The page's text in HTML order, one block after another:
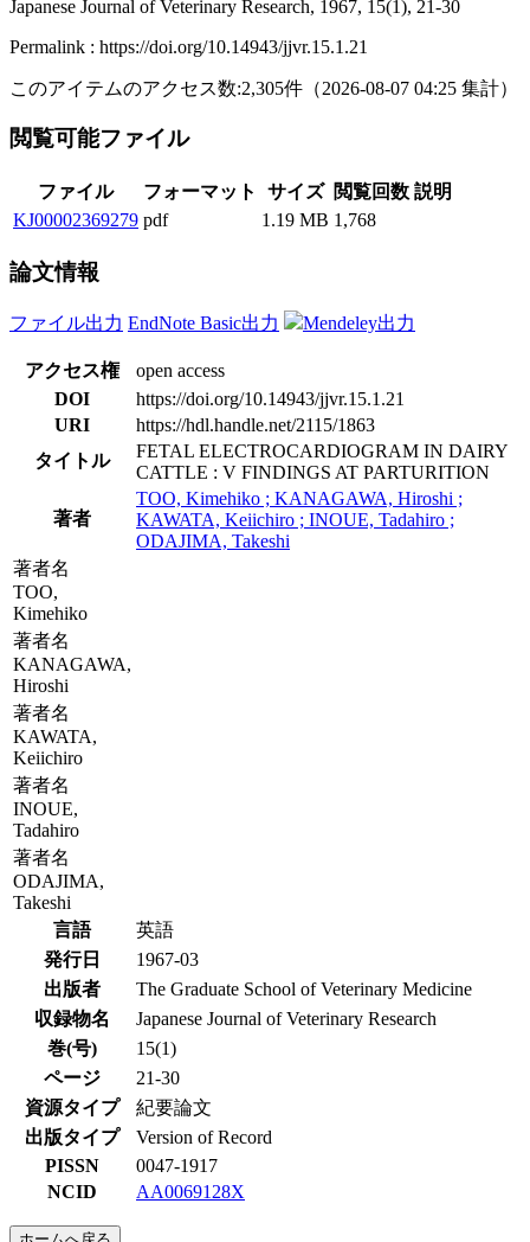
Japanese Journal of Veterinary Research, 1967, 15(1), 21-30
Permalink : https://doi.org/10.14943/jjvr.15.1.21
このアイテムのアクセス数:2,305件 （2026-08-07 04:25 集計）
閲覧可能ファイル
ファイル フォーマット サイズ 閲覧回数 説明
KJ00002369279 pdf 1.19 MB 1,768
論文情報
ファイル出力 EndNote Basic出力 Mendeley出力
アクセス権
open access
DOI
https://doi.org/10.14943/jjvr.15.1.21
URI
https://hdl.handle.net/2115/1863
タイトル
FETAL ELECTROCARDIOGRAM IN DAIRY
CATTLE : V FINDINGS AT PARTURITION
著者
TOO, Kimehiko ; KANAGAWA, Hiroshi ;
KAWATA, Keiichiro ; INOUE, Tadahiro ;
ODAJIMA, Takeshi
著者名
TOO,
Kimehiko
著者名
KANAGAWA,
Hiroshi
著者名
KAWATA,
Keiichiro
著者名
INOUE,
Tadahiro
著者名
ODAJIMA,
Takeshi
言語
英語
発行日
1967-03
出版者
The Graduate School of Veterinary Medicine
収録物名
Japanese Journal of Veterinary Research
巻(号)
15(1)
ページ
21-30
資源タイプ
紀要論文
出版タイプ
Version of Record
PISSN
0047-1917
NCID
AA0069128X